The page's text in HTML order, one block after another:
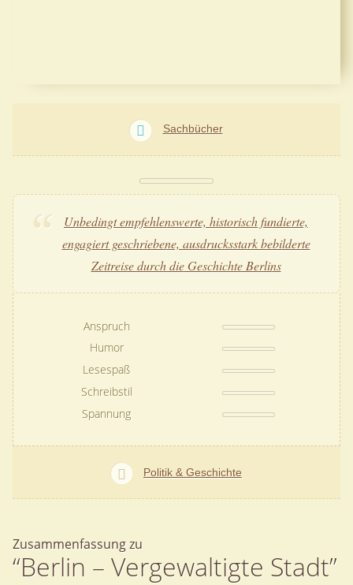
Sachbücher
Unbedingt empfehlenswerte, historisch fundierte,
engagiert geschriebene, ausdrucksstark bebilderte
Zeitreise durch die Geschichte Berlins
Anspruch
Humor
Lesespaß
Schreibstil
Spannung
Politik & Geschichte
Zusammenfassung zu
“Berlin – Vergewaltigte Stadt”